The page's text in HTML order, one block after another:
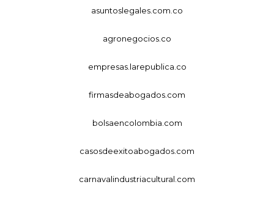
asuntoslegales.com.co
agronegocios.co
empresas.larepublica.co
firmasdeabogados.com
bolsaencolombia.com
casosdeexitoabogados.com
carnavalindustriacultural.com